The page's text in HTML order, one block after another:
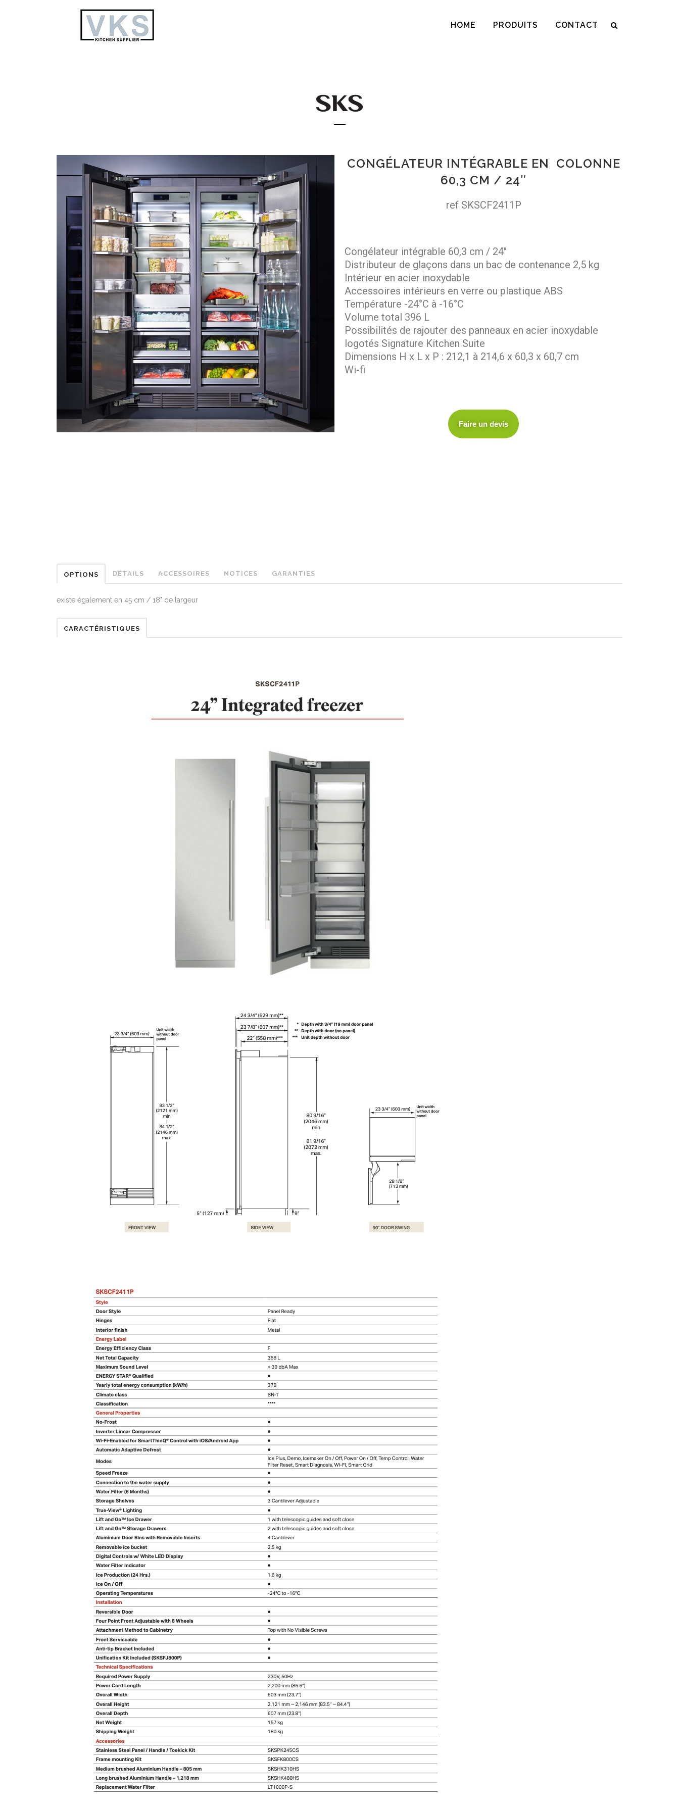
HOME PRODUITS CONTACT
CONGÉLATEUR INTÉGRABLE EN COLONNE
60,3 CM / 24″
ref SKSCF2411P
Congélateur intégrable 60,3 cm / 24″
Distributeur de glaçons dans un bac de contenance 2,5 kg
Intérieur en acier inoxydable
Accessoires intérieurs en verre ou plastique ABS
Température -24°C à -16°C
Volume total 396 L
Possibilités de rajouter des panneaux en acier inoxydable
logotés Signature Kitchen Suite
Dimensions H x L x P : 212,1 à 214,6 x 60,3 x 60,7 cm
Wi-fi
Faire un devis
OPTIONS DÉTAILS ACCESSOIRES NOTICES GARANTIES
existe également en 45 cm / 18" de largeur
CARACTÉRISTIQUES